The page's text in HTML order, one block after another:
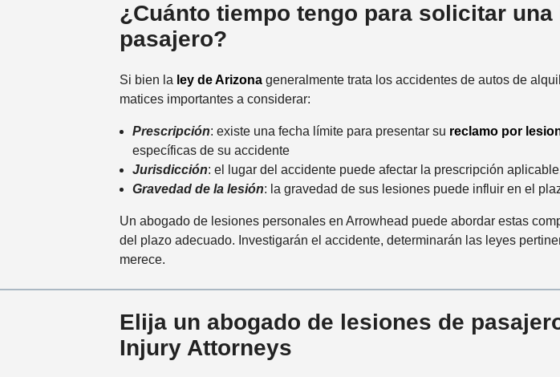
¿Cuánto tiempo tengo para solicitar
pasajero?
Si bien la ley de Arizonageneralmente trata los accidentes de autos de
matices importantes a considerar:
Prescripción: existe una fecha límite para presentar su reclamo por
específicas de su accidente
Jurisdicción: el lugar del accidente puede afectar la prescripción
Gravedad de la lesión: la gravedad de sus lesiones puede influir en el
Un abogado de lesiones personales en Arrowhead puede abordar estas
del plazo adecuado. Investigarán el accidente, determinarán las leyes
merece.
Elija un abogado de lesiones de
Injury Attorneys